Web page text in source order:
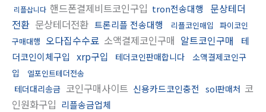
리플삽니다 핸드폰결제비트코인구입 tron전송대행
문상테더
전환 문상테더전환 트론리플 전송대행 리플코인매입
파이코인
구매대행 오다집수수료 소액결제코인구매 알트코인구매
테
더코인이체구입
xrp구입 테더코인판매합니다
소액결제코인구
입
엘포인트테더전송
테더대리송금 코인구매사이트 신용카드코인충전 sol판매처 코
인원화구입 리플송금업체